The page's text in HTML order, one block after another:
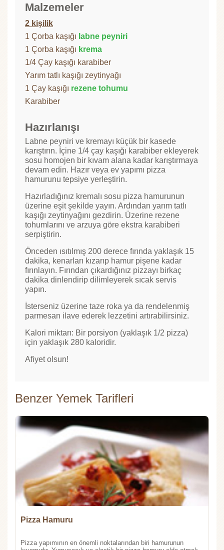
Malzemeler
2 kişilik
1 Çorba kaşığı labne peyniri
1 Çorba kaşığı krema
1/4 Çay kaşığı karabiber
Yarım tatlı kaşığı zeytinyağı
1 Çay kaşığı rezene tohumu
Karabiber
Hazırlanışı
Labne peyniri ve kremayı küçük bir kasede
karıştırın. İçine 1/4 çay kaşığı karabiber ekleyerek
sosu homojen bir kıvam alana kadar karıştırmaya
devam edin. Hazır veya ev yapımı pizza
hamurunu tepsiye yerleştirin.
Hazırladığınız kremalı sosu pizza hamurunun
üzerine eşit şekilde yayın. Ardından yarım tatlı
kaşığı zeytinyağını gezdirin. Üzerine rezene
tohumlarını ve arzuya göre ekstra karabiberi
serpiştirin.
Önceden ısıtılmış 200 derece fırında yaklaşık 15
dakika, kenarları kızarıp hamur pişene kadar
fırınlayın. Fırından çıkardığınız pizzayı birkaç
dakika dinlendirip dilimleyerek sıcak servis
yapın.
İsterseniz üzerine taze roka ya da rendelenmiş
parmesan ilave ederek lezzetini artırabilirsiniz.
Kalori miktarı: Bir porsiyon (yaklaşık 1/2 pizza)
için yaklaşık 280 kaloridir.
Afiyet olsun!
Benzer Yemek Tarifleri
Pizza Hamuru
Pizza yapımının en önemli noktalarından biri hamurunun